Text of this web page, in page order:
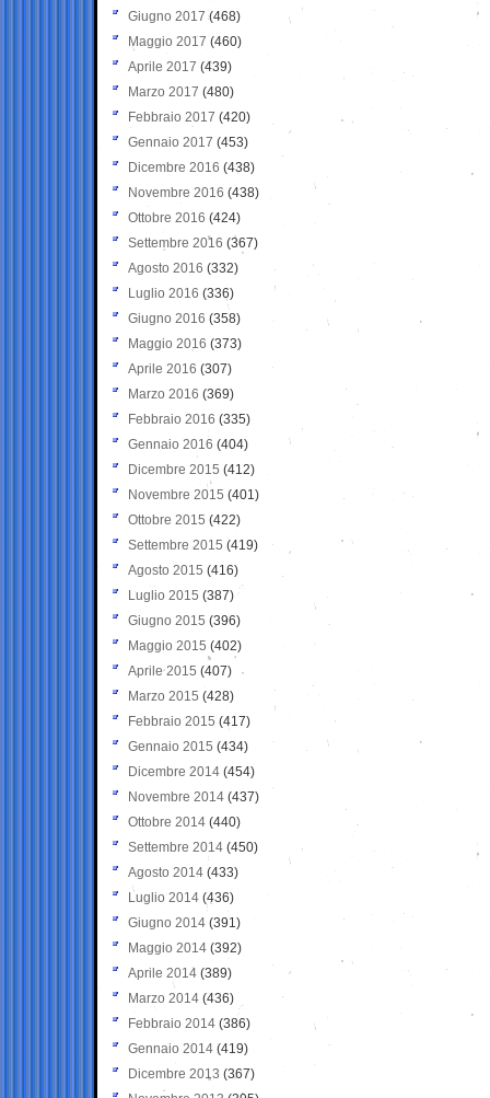
Giugno 2017 (468)
Maggio 2017 (460)
Aprile 2017 (439)
Marzo 2017 (480)
Febbraio 2017 (420)
Gennaio 2017 (453)
Dicembre 2016 (438)
Novembre 2016 (438)
Ottobre 2016 (424)
Settembre 2016 (367)
Agosto 2016 (332)
Luglio 2016 (336)
Giugno 2016 (358)
Maggio 2016 (373)
Aprile 2016 (307)
Marzo 2016 (369)
Febbraio 2016 (335)
Gennaio 2016 (404)
Dicembre 2015 (412)
Novembre 2015 (401)
Ottobre 2015 (422)
Settembre 2015 (419)
Agosto 2015 (416)
Luglio 2015 (387)
Giugno 2015 (396)
Maggio 2015 (402)
Aprile 2015 (407)
Marzo 2015 (428)
Febbraio 2015 (417)
Gennaio 2015 (434)
Dicembre 2014 (454)
Novembre 2014 (437)
Ottobre 2014 (440)
Settembre 2014 (450)
Agosto 2014 (433)
Luglio 2014 (436)
Giugno 2014 (391)
Maggio 2014 (392)
Aprile 2014 (389)
Marzo 2014 (436)
Febbraio 2014 (386)
Gennaio 2014 (419)
Dicembre 2013 (367)